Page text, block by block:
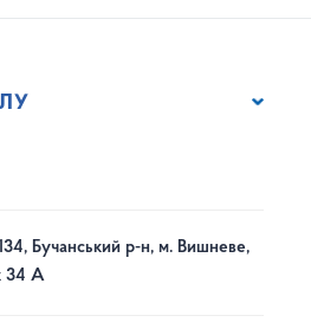
Бучанський р-н, м. Вишневе,
34 А